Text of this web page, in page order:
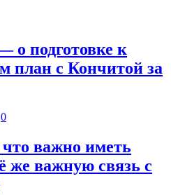
о подготовке к
план с Кончитой за
0
важно иметь
же важную связь с